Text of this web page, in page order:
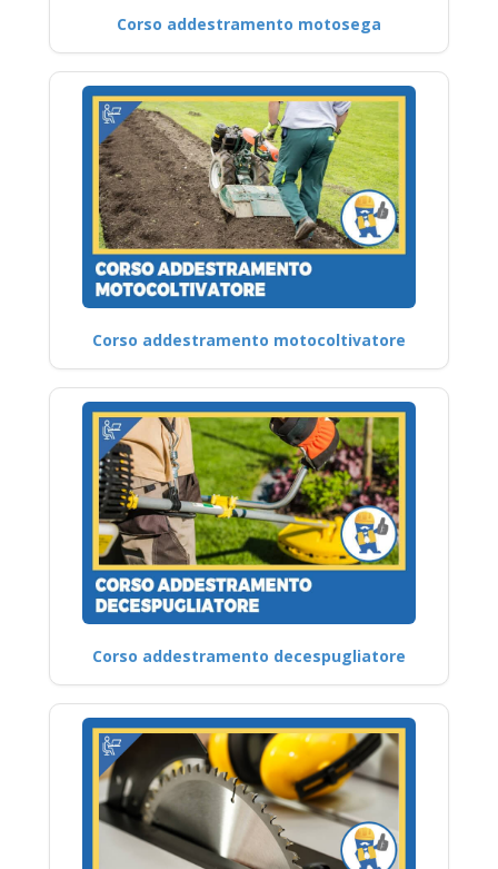
Corso addestramento motosega
Corso addestramento motocoltivatore
Corso addestramento decespugliatore